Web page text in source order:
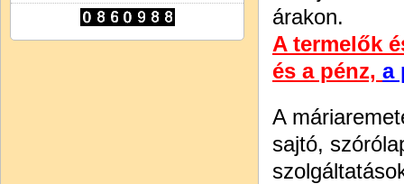
árakon.
A termelők
és a pénz, a
A
sajtó,